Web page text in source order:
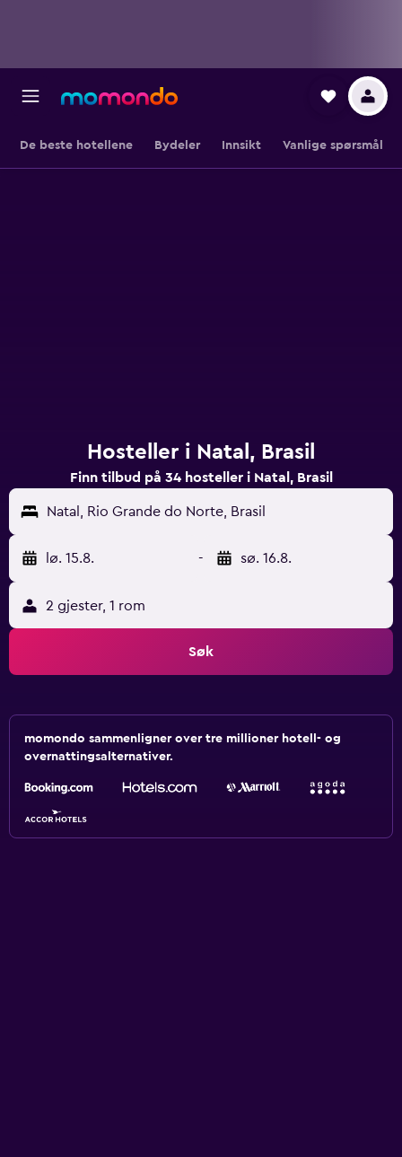
De beste hotellene Bydeler Innsikt Vanlige spørsmål
Hosteller i Natal, Brasil
Finn tilbud på 34 hosteller i Natal, Brasil
Natal, Rio Grande do Norte, Brasil
lø. 15.8. - sø. 16.8.
2 gjester, 1 rom
Søk
momondo sammenligner over tre millioner hotell- og
overnattingsalternativer.